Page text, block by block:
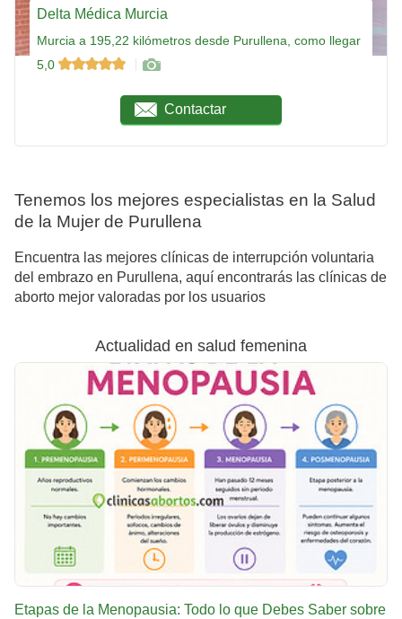
Delta Médica Murcia
Murcia a 195,22 kilómetros desde Purullena, como llegar
5,0
Contactar
Tenemos los mejores especialistas en la Salud
de la Mujer de Purullena
Encuentra las mejores clínicas de interrupción voluntaria
del embrazo en Purullena, aquí encontrarás las clínicas de
aborto mejor valoradas por los usuarios
Actualidad en salud femenina
Etapas de la Menopausia: Todo lo que Debes Saber sobre